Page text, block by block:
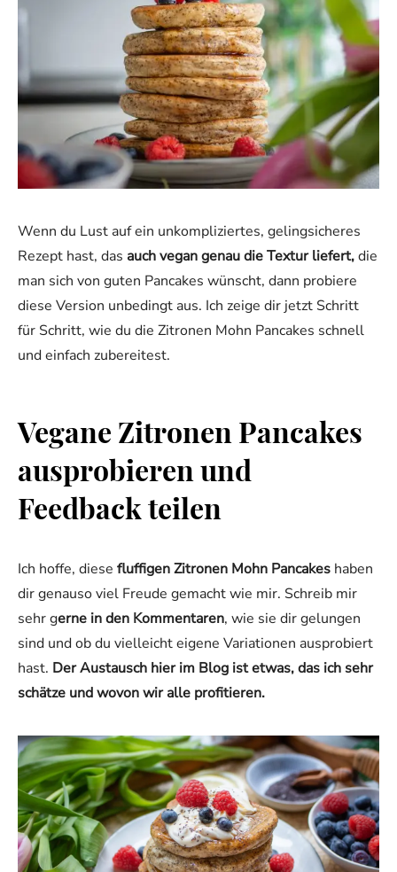
Wenn du Lust auf ein unkompliziertes, gelingsicheres
Rezept hast, das auch vegan genau die Textur liefert,die
man sich von guten Pancakes wünscht, dann probiere
diese Version unbedingt aus. Ich zeige dir jetzt Schritt
für Schritt, wie du die Zitronen Mohn Pancakes schnell
und einfach zubereitest.
Vegane Zitronen Pancakes
ausprobieren und
Feedback teilen
Ich hoffe, diese fluffigen Zitronen Mohn Pancakes haben
dir genauso viel Freude gemacht wie mir. Schreib mir
sehr gerne in den Kommentaren, wie sie dir gelungen
sind und ob du vielleicht eigene Variationen ausprobiert
hast. Der Austausch hier im Blog ist etwas, das ich sehr
schätze und wovon wir alle profitieren.